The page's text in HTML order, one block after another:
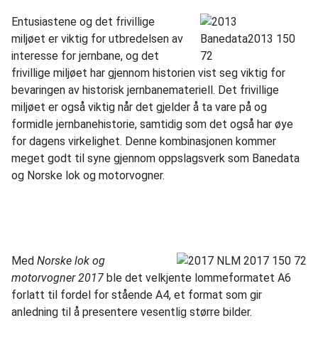
Entusiastene og det frivillige
miljøet er viktig for utbredelsen av
interesse for jernbane, og det
frivillige miljøet har gjennom historien vist seg viktig for
bevaringen av historisk jernbanemateriell. Det frivillige
miljøet er også viktig når det gjelder å ta vare på og
formidle jernbanehistorie, samtidig som det også har øye
for dagens virkelighet. Denne kombinasjonen kommer
meget godt til syne gjennom oppslagsverk som Banedata
og Norske lok og motorvogner.
Med Norske lok og
motorvogner 2017 ble det velkjente lommeformatet A6
forlatt til fordel for stående A4, et format som gir
anledning til å presentere vesentlig større bilder.